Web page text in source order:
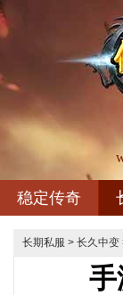
稳定传奇
长期私服 > 长久中变